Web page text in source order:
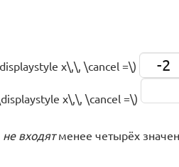
x\,\, \cancel =\) -2
x\,\, \cancel =\)
не входятменее четырёх